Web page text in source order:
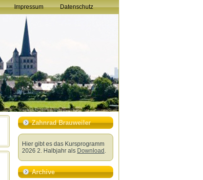
Impressum Datenschutz
Zahnrad Brauweiler
Hier gibt es das Kursprogramm
2026 2. Halbjahr als Download .
Archive